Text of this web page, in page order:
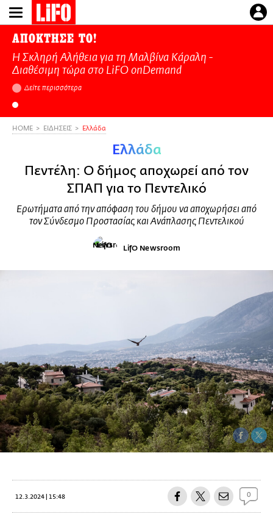
Παράκαμψη
προς
κυρίως
περιεχόμενο
ΑΠΟΚΤΗΣΕ ΤΟ!
Η Σκληρή Αλήθεια για τη Μαλβίνα Κάραλη -
Διαθέσιμη τώρα στo LiFO onDemand
Δείτε περισσότερα
HOME ΕΙΔΗΣΕΙΣ Ελλάδα
Ελλάδα
Πεντέλη: Ο δήμος αποχωρεί από τον
ΣΠΑΠ για το Πεντελικό
Ερωτήματα από την απόφαση του δήμου να αποχωρήσει από
τον Σύνδεσμο Προστασίας και Ανάπλασης Πεντελικού
LifO Newsroom
12.3.2024 | 15:48 0